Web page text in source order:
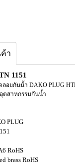
า
1151
อยกันน้ำ DAKO PLUG
ตสาหกรรมกันน้ำ
PLUG
RoHS
brass RoHS